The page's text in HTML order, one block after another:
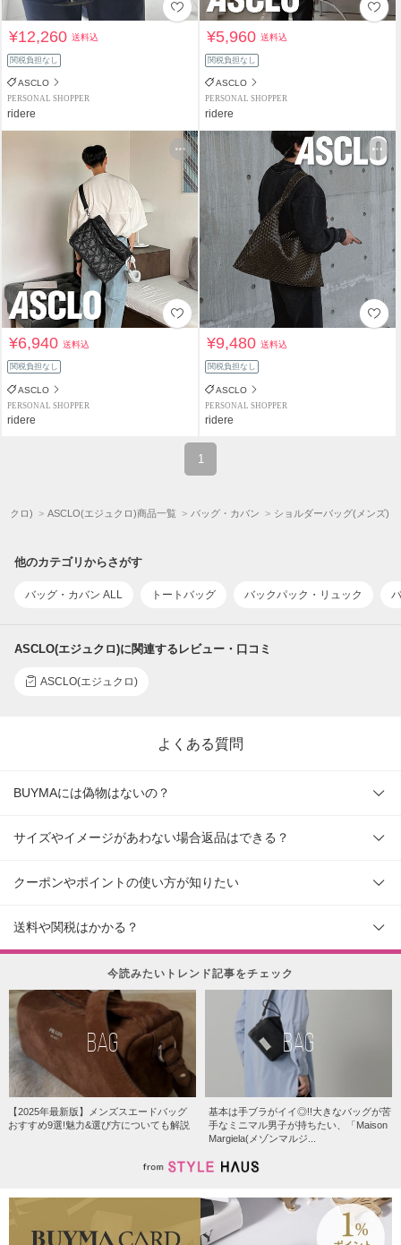
¥12,260送料込
関税負担なし
ASCLO
PERSONAL SHOPPER
ridere
¥5,960送料込
関税負担なし
ASCLO
PERSONAL SHOPPER
ridere
¥6,940送料込
関税負担なし
ASCLO
PERSONAL SHOPPER
ridere
¥9,480送料込
関税負担なし
ASCLO
PERSONAL SHOPPER
ridere
1
クロ) ASCLO(エジュクロ)商品一覧 バッグ・カバン ショルダーバッグ(メンズ)
他のカテゴリからさがす
バッグ・カバン ALL トートバッグ バックパック・リュック
ASCLO(エジュクロ)に関連するレビュー・口コミ
ASCLO(エジュクロ)
よくある質問
BUYMAには偽物はないの？
サイズやイメージがあわない場合返品はできる？
クーポンやポイントの使い方が知りたい
送料や関税はかかる？
今読みたいトレンド記事をチェック
BAG
【2025年最新版】メンズスエードバッグ
おすすめ9選!魅力&選び方についても解説
BAG
基本は手ブラがイイ◎!!大きなバッグが苦
手なミニマル男子が持ちたい、「Maison
Margiela(メゾンマルジ...